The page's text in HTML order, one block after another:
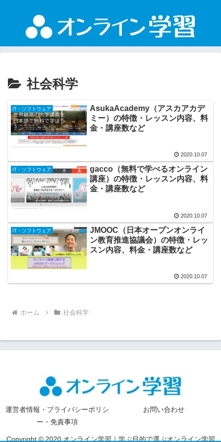
社会科学
IT・ソフトウェア
AsukaAcademy（アスカアカデ
ミー）の特徴・レッスン内容、料
金・講座数など
2020.10.07
IT・ソフトウェア
gacco（無料で学べるオンライン
講座）の特徴・レッスン内容、料
金・講座数など
2020.10.07
IT・ソフトウェア
JMOOC（日本オープンオンライ
ン教育推進協議会）の特徴・レッ
スン内容、料金・講座数など
2020.10.07
ホーム 社会科学
運営者情報・プライバシーポリシ
ー・免責事項
お問い合わせ
Copyright © 2020 オンライン学習｜学ぶ目的で選ぶオンライン学習